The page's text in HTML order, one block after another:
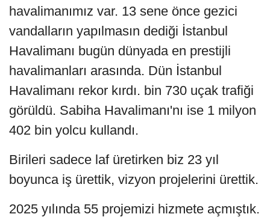
havalimanımız var. 13 sene önce gezici
vandalların yapılmasın dediği İstanbul
Havalimanı bugün dünyada en prestijli
havalimanları arasında. Dün İstanbul
Havalimanı rekor kırdı. bin 730 uçak trafiği
görüldü. Sabiha Havalimanı'nı ise 1 milyon
402 bin yolcu kullandı.
Birileri sadece laf üretirken biz 23 yıl
boyunca iş ürettik, vizyon projelerini ürettik.
2025 yılında 55 projemizi hizmete açmıştık.